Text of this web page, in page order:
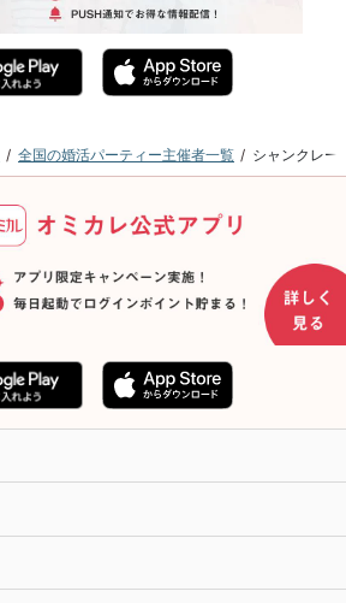
全国の婚活パーティー主催者一覧 シャンクレー